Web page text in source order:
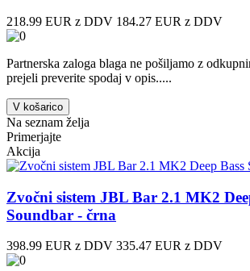
218.99 EUR z DDV 184.27 EUR z DDV
Partnerska zaloga blaga ne pošiljamo z
prejeli preverite spodaj v opis.....
V košarico
Na seznam želja
Primerjajte
Akcija
Zvočni sistem JBL Bar 2.1 MK2
Soundbar - črna
398.99 EUR z DDV 335.47 EUR z DDV